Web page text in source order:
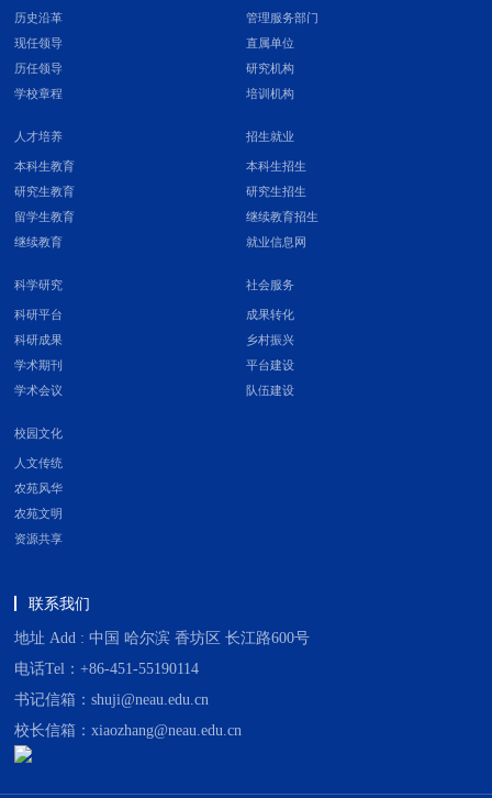
历史沿革
现任领导
历任领导
学校章程
管理服务部门
直属单位
研究机构
培训机构
人才培养
本科生教育
研究生教育
留学生教育
继续教育
招生就业
本科生招生
研究生招生
继续教育招生
就业信息网
科学研究
科研平台
科研成果
学术期刊
学术会议
社会服务
成果转化
乡村振兴
平台建设
队伍建设
校园文化
人文传统
农苑风华
农苑文明
资源共享
联系我们
地址 Add : 中国 哈尔滨 香坊区 长江路600号
电话Tel：+86-451-55190114
书记信箱：shuji@neau.edu.cn
校长信箱：xiaozhang@neau.edu.cn